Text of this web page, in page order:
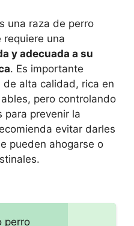
una raza de perro
requiere una
y adecuada a su
. Es importante
alta calidad, rica en
pero controlando
para prevenir la
evitar darles
pueden ahogarse o
perro